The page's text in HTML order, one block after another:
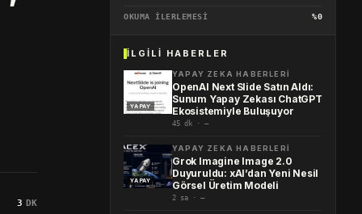
3 DK
OKUMA İLERLEMESİ %0
İLGILI HABERLER
YAPAY
YAPAY ZEKA HABERLERI
OpenAI Next Slide Satın Aldı:
Sunum Yapay Zekası ChatGPT
Ekosistemiyle Buluşuyor
45 dk · —
YAPAY
YAPAY ZEKA HABERLERI
Grok Imagine Image 2.0
Duyuruldu: xAI’dan Yeni Nesil
Görsel Üretim Modeli
2 sa · —